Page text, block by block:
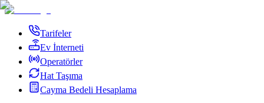
Tarifeler
Ev İnterneti
Operatörler
Hat Taşıma
Cayma Bedeli Hesaplama